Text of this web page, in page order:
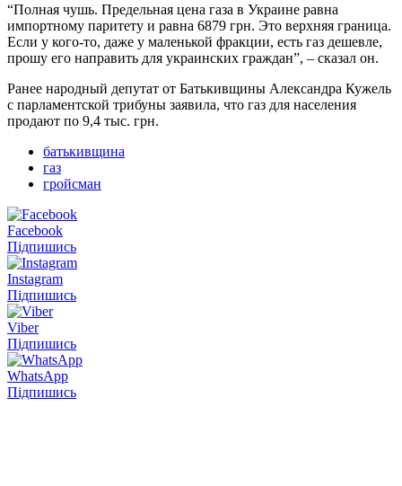
“Полная чушь. Предельная цена газа в Украине равна
импортному паритету и равна 6879 грн. Это верхняя граница.
Если у кого-то, даже у маленькой фракции, есть газ дешевле,
прошу его направить для украинских граждан”, – сказал он.
Ранее народный депутат от Батькивщины Александра Кужель
с парламентской трибуны заявила, что газ для населения
продают по 9,4 тыс. грн.
батькивщина
газ
гройсман
Facebook
Підпишись
Instagram
Підпишись
Viber
Підпишись
WhatsApp
Підпишись